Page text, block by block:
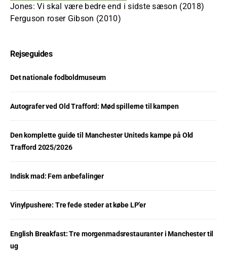
Jones: Vi skal være bedre end i sidste sæson (2018)
Ferguson roser Gibson (2010)
Rejseguides
Det nationale fodboldmuseum
Autografer ved Old Trafford: Mød spillerne til kampen
Den komplette guide til Manchester Uniteds kampe på Old
Trafford 2025/2026
Indisk mad: Fem anbefalinger
Vinylpushere: Tre fede steder at købe LP’er
English Breakfast: Tre morgenmadsrestauranter i Manchester til
ug